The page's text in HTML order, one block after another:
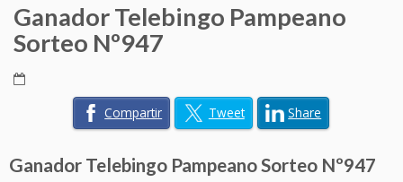
Ganador Telebingo Pampeano
Sorteo Nº947
Compartir Tweet Share
Ganador Telebingo Pampeano Sorteo Nº947